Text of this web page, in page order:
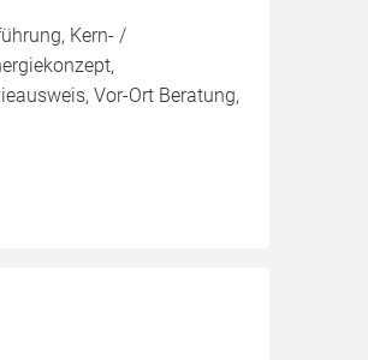
Kern- /
Vor-Ort Beratung,